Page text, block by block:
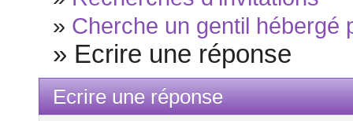
» Cherche un gentil hébergé
» Ecrire une réponse
Ecrire une réponse